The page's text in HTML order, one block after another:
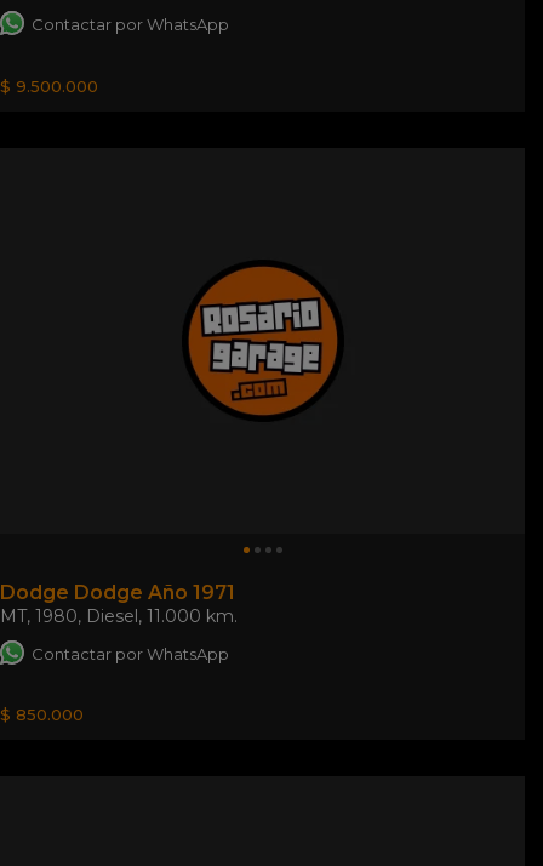
Contactar por WhatsApp
$ 9.500.000
Dodge Dodge Año 1971
MT, 1980, Diesel, 11.000 km.
Contactar por WhatsApp
$ 850.000